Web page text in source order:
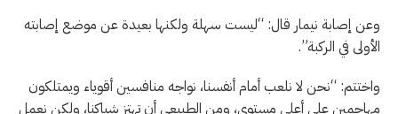
وعن إصابة نيمار قال: “ليست سهلة ولكنها بعيدة عن موضع إصابته
الأولى في الركبة”.
واختتم: “نحن لا نلعب أمام أنفسنا، نواجه منافسين أقوياء ويمتلكون
مهاجمين على أعلى مستوى، ومن الطبيعي أن تهتز شباكنا، ولكن نعمل